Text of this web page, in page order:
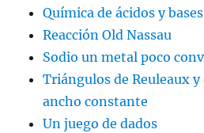
Química de ácidos y bases
Reacción Old Nassau
Sodio un metal poco
Triángulos de Reuleaux y
ancho constante
Un juego de dados